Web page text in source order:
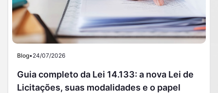
Blog•24/07/2026
Guia completo da Lei 14.133: a nova Lei de
Licitações, suas modalidades e o papel